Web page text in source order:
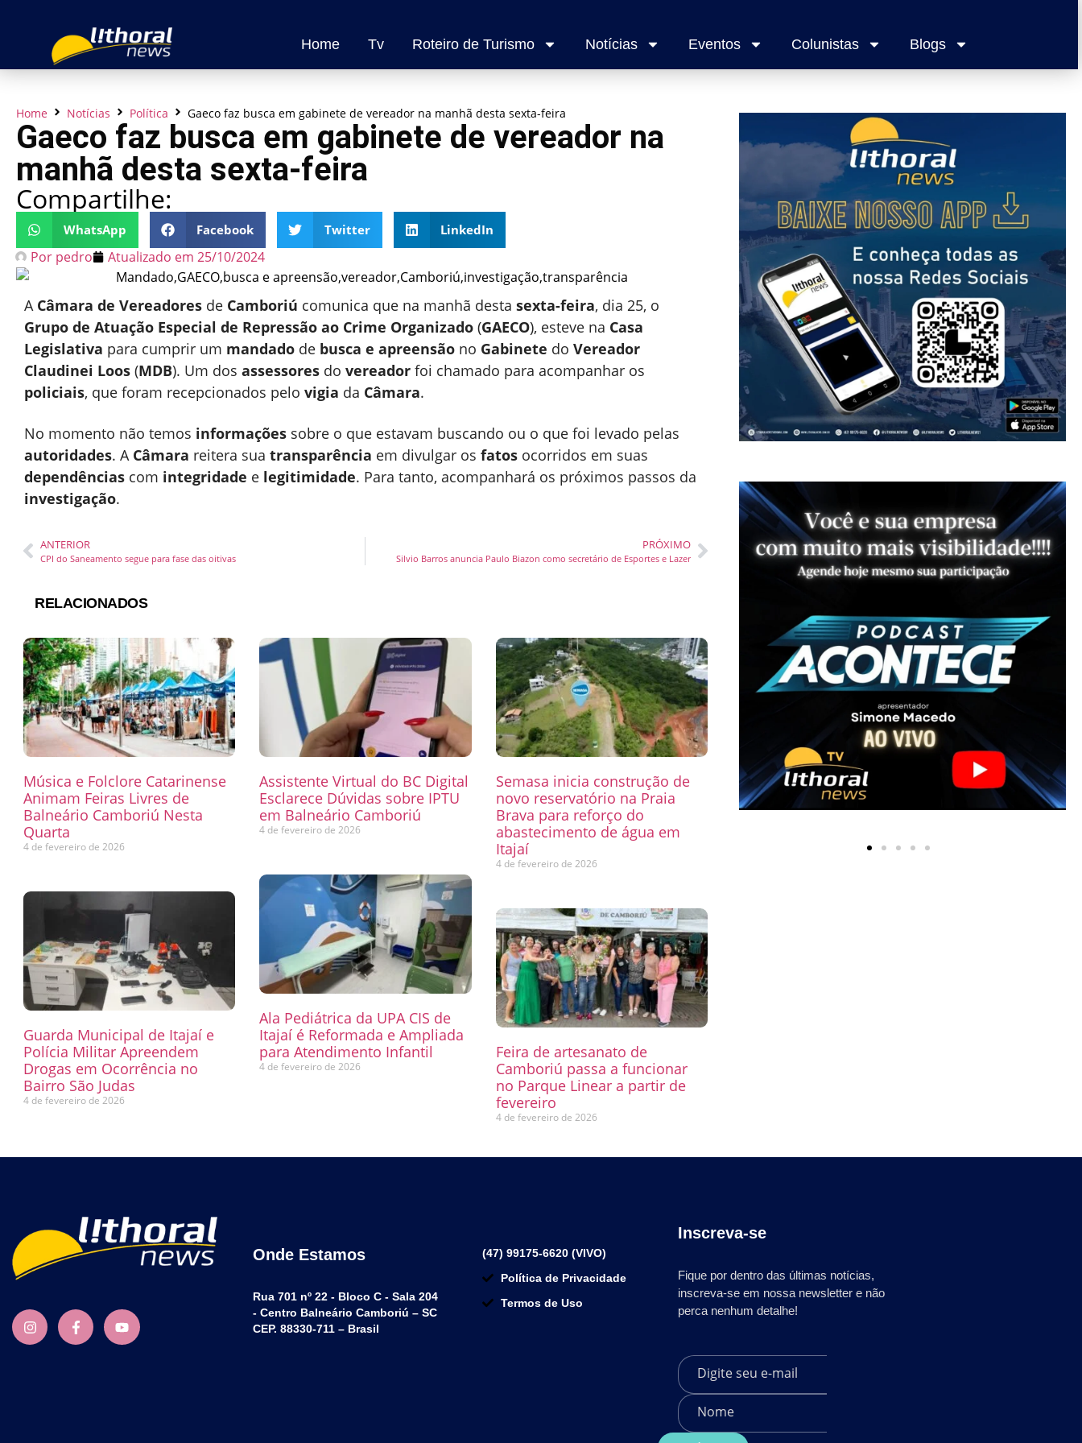
Home Tv Roteiro de Turismo Notícias Eventos Colunistas Blogs
Home Notícias Política Gaeco faz busca em gabinete de vereador na manhã desta sexta-feira
Gaeco faz busca em gabinete de vereador na
manhã desta sexta-feira
Compartilhe:
WhatsApp Facebook Twitter LinkedIn
Por pedro Atualizado em 25/10/2024
A Câmara de Vereadores de Camboriú comunica que na manhã desta sexta-feira, dia 25, o
Grupo de Atuação Especial de Repressão ao Crime Organizado (GAECO), esteve na Casa
Legislativa para cumprir um mandado de busca e apreensão no Gabinete do Vereador
Claudinei Loos (MDB). Um dos assessores do vereador foi chamado para acompanhar os
policiais, que foram recepcionados pelo vigia da Câmara.
No momento não temos informações sobre o que estavam buscando ou o que foi levado pelas
autoridades. A Câmara reitera sua transparência em divulgar os fatos ocorridos em suas
dependências com integridade e legitimidade. Para tanto, acompanhará os próximos passos da
investigação.
ANTERIOR
CPI do Saneamento segue para fase das oitivas
PRÓXIMO
Silvio Barros anuncia Paulo Biazon como secretário de Esportes e Lazer
RELACIONADOS
Música e Folclore Catarinense
Animam Feiras Livres de
Balneário Camboriú Nesta
Quarta
4 de fevereiro de 2026
Assistente Virtual do BC Digital
Esclarece Dúvidas sobre IPTU
em Balneário Camboriú
4 de fevereiro de 2026
Semasa inicia construção de
novo reservatório na Praia
Brava para reforço do
abastecimento de água em
Itajaí
4 de fevereiro de 2026
Guarda Municipal de Itajaí e
Polícia Militar Apreendem
Drogas em Ocorrência no
Bairro São Judas
4 de fevereiro de 2026
Ala Pediátrica da UPA CIS de
Itajaí é Reformada e Ampliada
para Atendimento Infantil
4 de fevereiro de 2026
Feira de artesanato de
Camboriú passa a funcionar
no Parque Linear a partir de
fevereiro
4 de fevereiro de 2026
Onde Estamos
Rua 701 nº 22 - Bloco C - Sala 204
- Centro Balneário Camboriú – SC
CEP. 88330-711 – Brasil
(47) 99175-6620 (VIVO)
Política de Privacidade
Termos de Uso
Inscreva-se
Fique por dentro das últimas notícias,
inscreva-se em nossa newsletter e não
perca nenhum detalhe!